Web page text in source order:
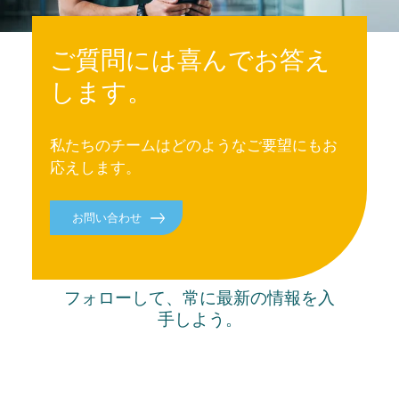
ご質問には喜んでお答え
します。
私たちのチームはどのようなご要望にもお
応えします。
お問い合わせ
最新情報
フォローして、常に最新の情報を入
手しよう。